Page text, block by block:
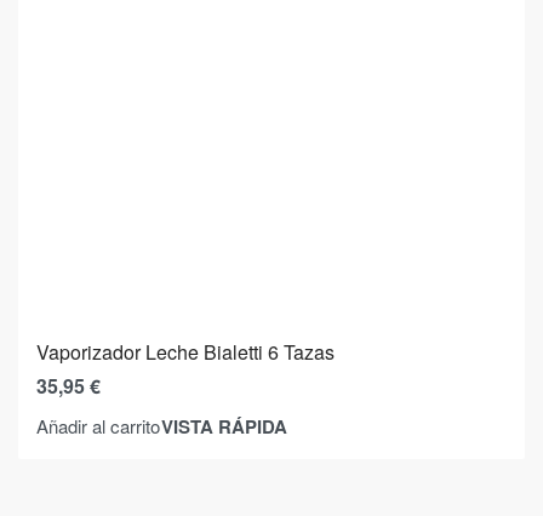
Vaporizador Leche Bialetti 6 Tazas
35,95€
Añadir al carritoVISTA RÁPIDA